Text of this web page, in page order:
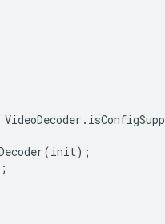
VideoDecoder .
(init);